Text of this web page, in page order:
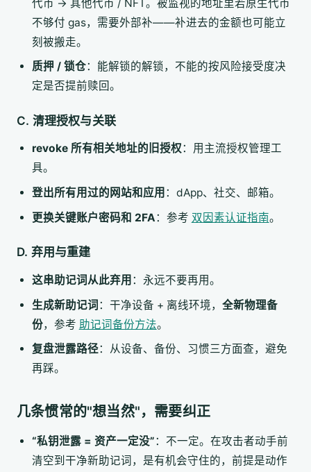
代币 → 其他代币 / NFT。被监视的地址里若原生代币
不够付 gas，需要外部补——补进去的金额也可能立
刻被搬走。
质押 / 锁仓：能解锁的解锁，不能的按风险接受度决
定是否提前赎回。
C. 清理授权与关联
revoke 所有相关地址的旧授权：用主流授权管理工
具。
登出所有用过的网站和应用 ：dApp、社交、邮箱。
更换关键账户密码和 2FA：参考 双因素认证指南。
D. 弃用与重建
这串助记词从此弃用 ：永远不要再用。
生成新助记词 ：干净设备 + 离线环境， 全新物理备
份，参考 助记词备份方法。
复盘泄露路径：从设备、备份、习惯三方面查，避免
再踩。
几条惯常的"想当然"，需要纠正
“私钥泄露 = 资产一定没”：不一定。在攻击者动手前
清空到干净新助记词，是有机会守住的，前提是动作